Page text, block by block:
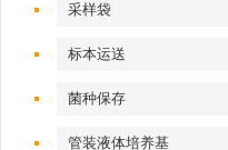
采样袋
标本运送
菌种保存
管装液体培养基